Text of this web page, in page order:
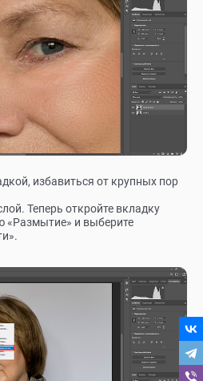
избавиться от крупных пор
Теперь откройте вкладку
«Размытие» и выберите